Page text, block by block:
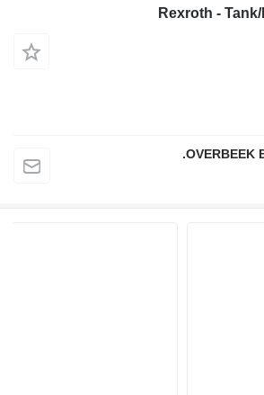
Rexroth -